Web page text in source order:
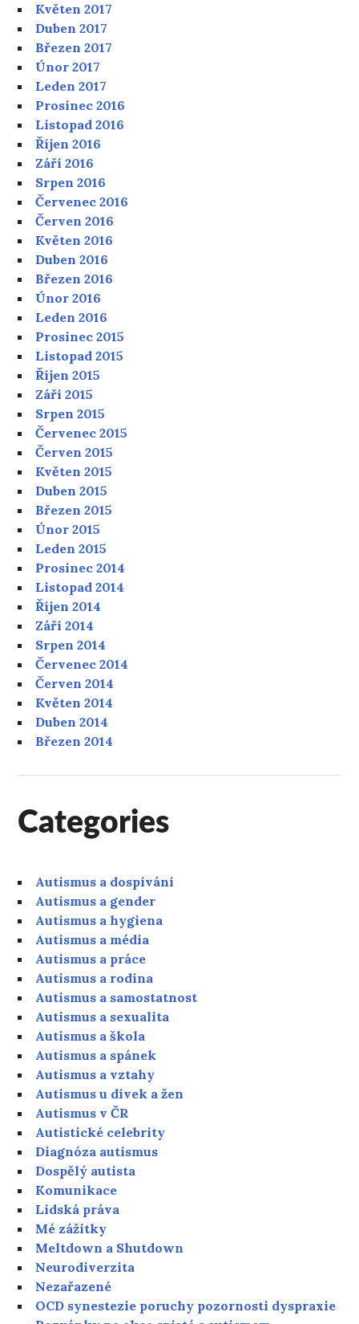
Květen 2017
Duben 2017
Březen 2017
Únor 2017
Leden 2017
Prosinec 2016
Listopad 2016
Říjen 2016
Září 2016
Srpen 2016
Červenec 2016
Červen 2016
Květen 2016
Duben 2016
Březen 2016
Únor 2016
Leden 2016
Prosinec 2015
Listopad 2015
Říjen 2015
Září 2015
Srpen 2015
Červenec 2015
Červen 2015
Květen 2015
Duben 2015
Březen 2015
Únor 2015
Leden 2015
Prosinec 2014
Listopad 2014
Říjen 2014
Září 2014
Srpen 2014
Červenec 2014
Červen 2014
Květen 2014
Duben 2014
Březen 2014
Categories
Autismus a dospívání
Autismus a gender
Autismus a hygiena
Autismus a média
Autismus a práce
Autismus a rodina
Autismus a samostatnost
Autismus a sexualita
Autismus a škola
Autismus a spánek
Autismus a vztahy
Autismus u dívek a žen
Autismus v ČR
Autistické celebrity
Diagnóza autismus
Dospělý autista
Komunikace
Lidská práva
Mé zážitky
Meltdown a Shutdown
Neurodiverzita
Nezařazené
OCD synestezie poruchy pozornosti dyspraxie